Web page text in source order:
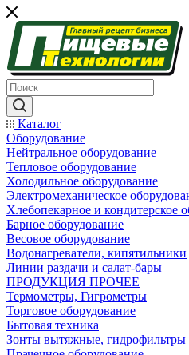
Каталог
Оборудование
Нейтральное оборудование
Тепловое оборудование
Холодильное оборудование
Электромеханическое
Хлебопекарное и кондитерское
Барное оборудование
Весовое оборудование
Водонагреватели, кипятильники
Линии раздачи и салат-бары
ПРОДУКЦИЯ ПРОЧЕЕ
Термометры, Гигрометры
Торговое оборудование
Бытовая техника
Зонты вытяжные, гидрофильтры